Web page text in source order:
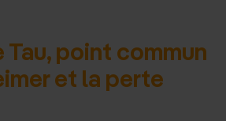
Tau, point commun
et la perte